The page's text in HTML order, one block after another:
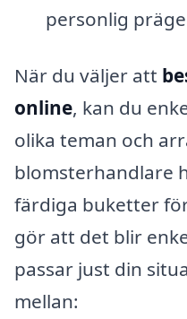
personlig
När du väljer att
online, kan du
olika teman och
blomsterhandlare
färdiga buketter
gör att det blir
passar just din
mellan: